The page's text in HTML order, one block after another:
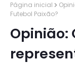
Página inicial
Futebol Paixão?
Opinião: